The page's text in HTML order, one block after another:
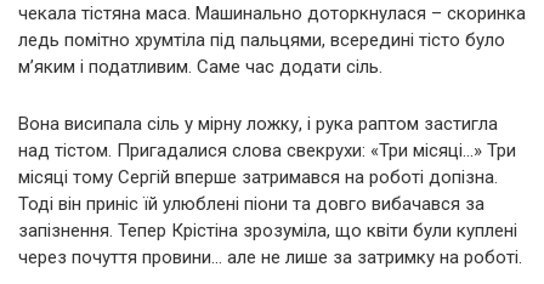
чекала тістяна маса. Машинально доторкнулася – скоринка
ледь помітно хрумтіла під пальцями, всередині тісто було
м’яким і податливим. Саме час додати сіль.
Вона висипала сіль у мірну ложку, і рука раптом застигла
над тістом. Пригадалися слова свекрухи: «Три місяці…» Три
місяці тому Сергій вперше затримався на роботі допізна.
Тоді він приніс їй улюблені піони та довго вибачався за
запізнення. Тепер Крістіна зрозуміла, що квіти були куплені
через почуття провини… але не лише за затримку на роботі.